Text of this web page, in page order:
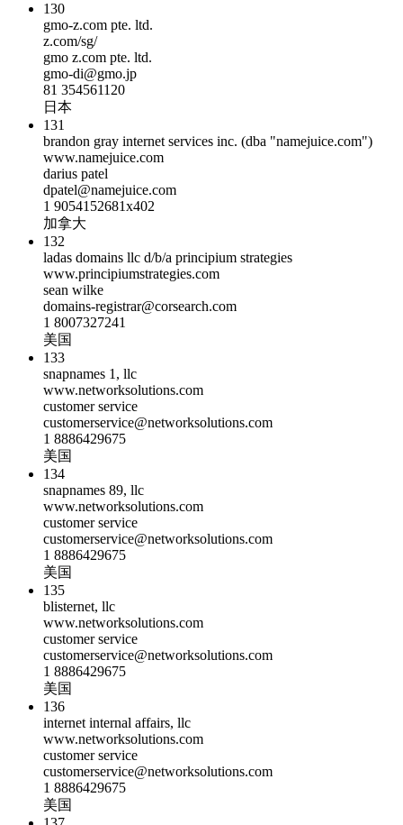
130
gmo-z.com pte. ltd.
z.com/sg/
gmo z.com pte. ltd.
gmo-di@gmo.jp
81 354561120
日本
131
brandon gray internet services inc. (dba "namejuice.com")
www.namejuice.com
darius patel
dpatel@namejuice.com
1 9054152681x402
加拿大
132
ladas domains llc d/b/a principium strategies
www.principiumstrategies.com
sean wilke
domains-registrar@corsearch.com
1 8007327241
美国
133
snapnames 1, llc
www.networksolutions.com
customer service
customerservice@networksolutions.com
1 8886429675
美国
134
snapnames 89, llc
www.networksolutions.com
customer service
customerservice@networksolutions.com
1 8886429675
美国
135
blisternet, llc
www.networksolutions.com
customer service
customerservice@networksolutions.com
1 8886429675
美国
136
internet internal affairs, llc
www.networksolutions.com
customer service
customerservice@networksolutions.com
1 8886429675
美国